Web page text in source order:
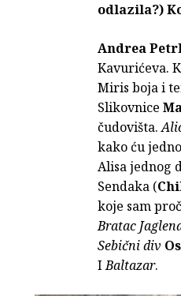
odlazila?)
Andrea
Kavurićeva.
Miris boja i
Slikovnice
čudovišta.
kako ću
Alisa jednog
Sendaka (
koje sam
Bratac
Sebični div
IBaltazar.